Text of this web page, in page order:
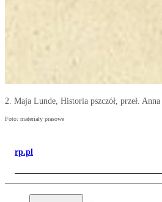
2. Maja Lunde, Historia pszczół, przeł.
Foto: materiały prasowe
rp.pl